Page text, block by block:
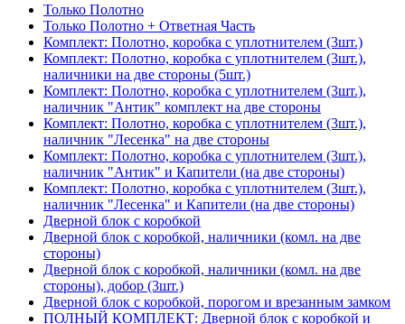
Только Полотно
Только Полотно + Ответная Часть
Комплект: Полотно, коробка с уплотнителем (3шт.)
Комплект: Полотно, коробка с уплотнителем (3шт.),
наличники на две стороны (5шт.)
Комплект: Полотно, коробка с уплотнителем (3шт.),
наличник "Антик" комплект на две стороны
Комплект: Полотно, коробка с уплотнителем (3шт.),
наличник "Лесенка" на две стороны
Комплект: Полотно, коробка с уплотнителем (3шт.),
наличник "Антик" и Капители (на две стороны)
Комплект: Полотно, коробка с уплотнителем (3шт.),
наличник "Лесенка" и Капители (на две стороны)
Дверной блок с коробкой
Дверной блок с коробкой, наличники (комл. на две
стороны)
Дверной блок с коробкой, наличники (комл. на две
стороны), добор (3шт.)
Дверной блок с коробкой, порогом и врезанным замком
ПОЛНЫЙ КОМПЛЕКТ: Дверной блок с коробкой и